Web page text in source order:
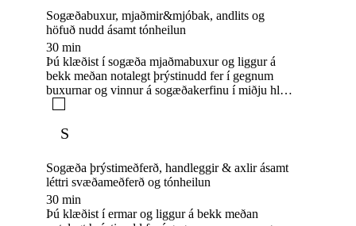
endurheimt. Í tímanum er ég með heilun,
tónheilun og andlits/höfuð nudd á meðan tækið
vinnur og þú sekkur inn í djúpa slökun.
Sogæðabuxur, mjaðmir&mjóbak, andlits og
höfuð nudd ásamt tónheilun
30 min
Þú klæðist í sogæða mjaðmabuxur og liggur á
bekk meðan notalegt þrýstinudd fer í gegnum
buxurnar og vinnur á sogæðakerfinu í miðju hluta
Hjálpar áferðinni á húð á þessum svæðum. Gott
er ég með heilun, tónheilun og andlits/höfuð nudd
á meðan tækið vinnur og þú sekkur inn í djúpa
slökun.
S
Sogæða þrýstimeðferð, handleggir & axlir ásamt
léttri svæðameðferð og tónheilun
30 min
Þú klæðist í ermar og liggur á bekk meðan